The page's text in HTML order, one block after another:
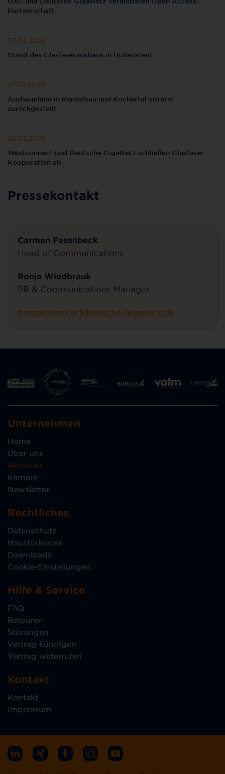
Partnerschaft
07.04.2026
Stand des Glasfaserausbaus in Hohenstein
27.03.2026
Ausbaupläne in Künzelsau und Kochertal vorerst
zurückgestellt
26.03.2026
Westconnect und Deutsche GigaNetz schließen Glasfaser-
Kooperation ab
Pressekontakt
Carmen Fesenbeck
Head of Communications
Ronja Wiedbrauk
PR & Communications Manager
presseteam[at]deutsche-giganetz.de
Unternehmen
Home
Über uns
Aktuelles
Karriere
Newsletter
Rechtliches
Datenschutz
Haustürkodex
Downloads
Cookie-Einstellungen
Hilfe & Service
FAQ
Retouren
Störungen
Vertrag kündigen
Vertrag widerrufen
Kontakt
Kontakt
Impressum